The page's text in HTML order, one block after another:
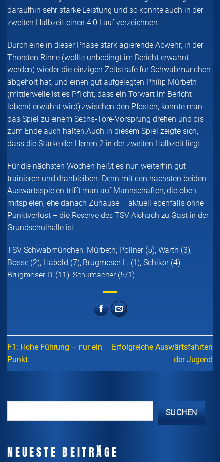
daraufhin sehr starke Leistung und so konnte auch in der
zweiten Halbzeit einen 4:0 Lauf verzeichnen.
Durch eine in dieser Phase stark agierende Abwehr, in der
Thorsten Rinne (wollte unbedingt im Bericht erwähnt
werden) wieder die einzigen Zeitstrafe für Schwabmünchen
abgeholt hat, und einen gut aufgelegten Philip Mürbeth
(mittlerweile ist es Pflicht, dass ein Torwart im Bericht
lobend erwähnt wird) zwischen den Pfosten, konnte man
das Spiel zu einem Sechs-Tore-Vorsprung drehen und bis
zum Ende auch halten.Auch in diesem Spiel zeigte sich,
dass die Stärke der Herren 2 in der zweiten Halbzeit liegt.
Für die nächsten Wochen heißt es nun weiterhin gut
trainieren und dranbleiben. Denn mit den nächsten beiden
Auswärtsspielen trifft man auf Mannschaften, die oben
mitspielen, ehe danach Zuhause – aktuell ebenfalls ohne
Punktverlust – die Reserve des TSV Aichach zu Gast in der
Grundschulhalle ist.
TSV Schwabmünchen: Mürbeth; Pollner (5), Warth (3),
Bosse (2), Häbold (7), Brugmoser L. (1), Schikor (4),
Brugmoser D. (11), Schumacher (5/1)
F1: Hohe Führung – nur ein
Punkt
Erfolgreiche Auswärtsfahrten
der Jugend
SUCHEN
NEUESTE BEITRÄGE